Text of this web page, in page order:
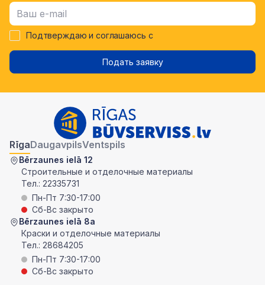
Подтверждаю и соглашаюсь с
Подать заявку
RīgaDaugavpilsVentspils
Bērzaunes ielā 12
Строительные и отделочные материалы
Тел.: 22335731
Пн-Пт 7:30-17:00
Сб-Вс закрыто
Bērzaunes ielā 8a
Краски и отделочные материалы
Тел.: 28684205
Пн-Пт 7:30-17:00
Сб-Вс закрыто